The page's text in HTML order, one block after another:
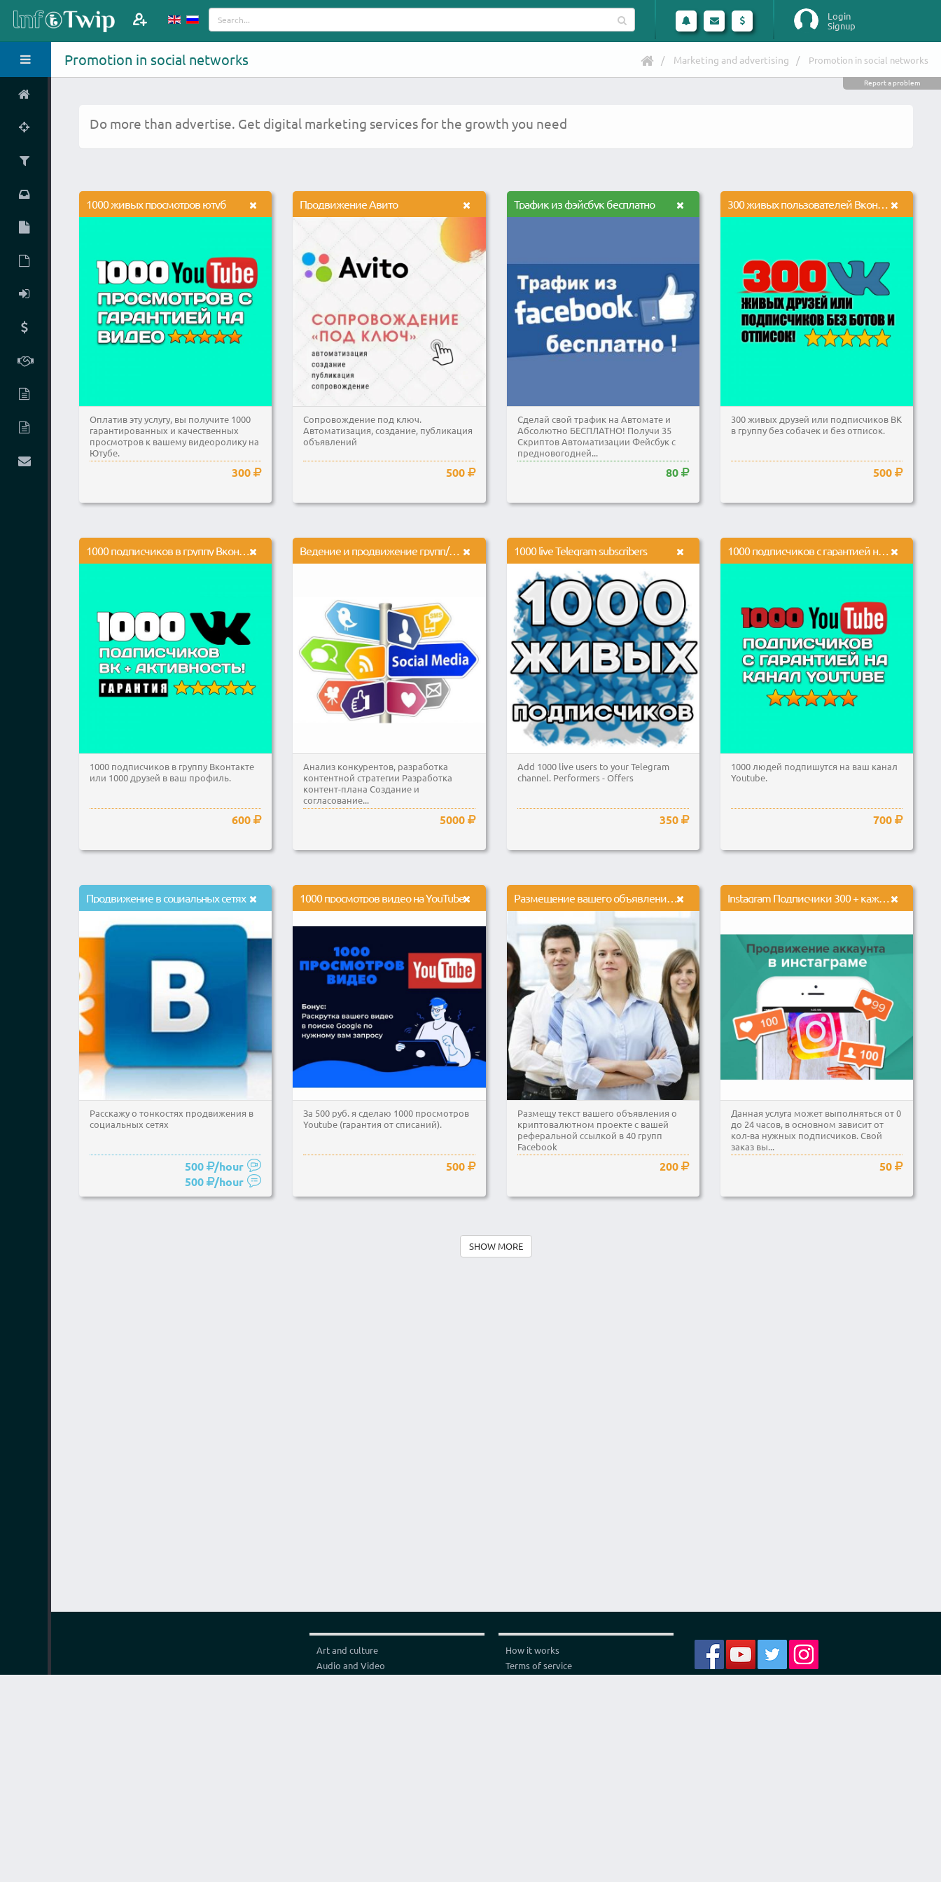
Login
Signup
Promotion in social networks Marketing and advertising Promotion in social networks
Report a problem
Do more than advertise. Get digital marketing services for the growth you need
1000 живых просмотров ютуб
Оплатив эту услугу, вы получите 1000
гарантированных и качественных
просмотров к вашему видеоролику на
Ютубе.
300
Продвижение Авито
Сопровождение под ключ.
Автоматизация, создание, публикация
объявлений
500
Трафик из фэйсбук бесплатно
Сделай свой трафик на Автомате и
Абсолютно БЕСПЛАТНО! Получи 35
Скриптов Автоматизации Фейсбук с
предновогодней...
80
300 живых пользователей Вконтакте в группу или на ваш профиль в друзья.
300 живых друзей или подписчиков ВК
в группу без собачек и без отписок.
500
1000 подписчиков в группу Вконтакте и активность на стене группы
1000 подписчиков в группу Вконтакте
или 1000 друзей в ваш профиль.
600
Ведение и продвижение групп/аккаунтов в социальных сетях
Анализ конкурентов, разработка
контентной стратегии Разработка
контент-плана Создание и
согласование...
5000
1000 live Telegram subscribers
Add 1000 live users to your Telegram
channel. Performers - Offers
350
1000 подписчиков с гарантией на канал YouTube
1000 людей подпишутся на ваш канал
Youtube.
700
Продвижение в социальных сетях
Расскажу о тонкостях продвижения в
социальных сетях
500 /hour
500 /hour
1000 просмотров видео на YouTube
За 500 руб. я сделаю 1000 просмотров
Youtube (гарантия от списаний).
500
Размещение вашего объявления о криптовалютном проекте в 40 групп Facebook
Размещу текст вашего объявления о
криптовалютном проекте с вашей
реферальной ссылкой в 40 групп
Facebook
200
Instagram Подписчики 300 + каждому 1000 лайков в подарок
Данная услуга может выполняться от 0
до 24 часов, в основном зависит от
кол-ва нужных подписчиков. Свой
заказ вы...
50
SHOW MORE
How it works
Terms of service
Art and culture
Audio and Video